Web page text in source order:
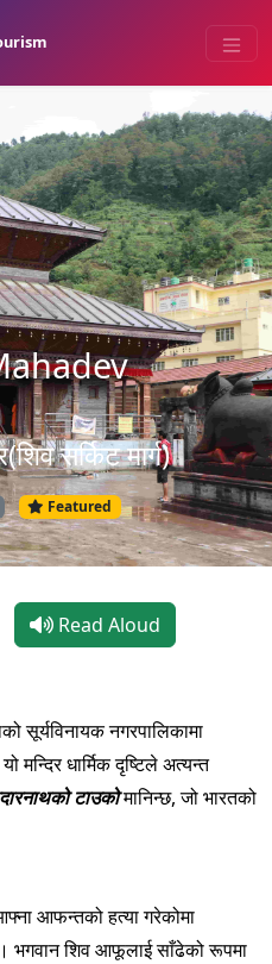
सर्किट मार्ग)
Featured
Read Aloud
सूर्यविनायक नगरपालिकामा
मन्दिर धार्मिक दृष्टिले अत्यन्त
टाउकोमानिन्छ, जो भारतको
आफन्तको हत्या गरेकोमा
भगवान शिव आफूलाई साँढेको रूपमा